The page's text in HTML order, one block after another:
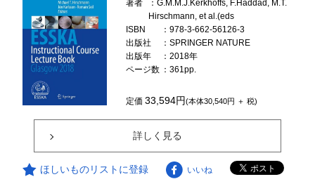
著者
：G.M.M.J.Kerkhoffs, F.Haddad, M.T.
Hirschmann, et al.(eds
ISBN
：978-3-662-56126-3
出版社
：SPRINGER NATURE
出版年
：2018年
ページ数 ：361pp.
定価33,594円(本体30,540円 ＋ 税)
詳しく見る
ほしいものリストに登録 いいね